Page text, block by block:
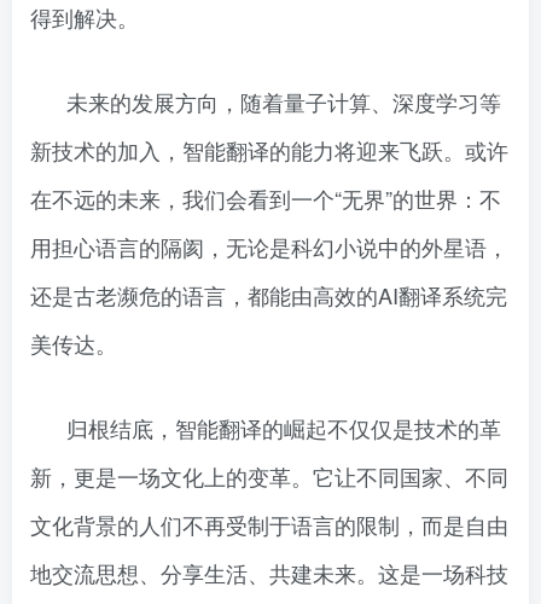
得到解决。
未来的发展方向，随着量子计算、深度学习等
新技术的加入，智能翻译的能力将迎来飞跃。或许
在不远的未来，我们会看到一个“无界”的世界：不
用担心语言的隔阂，无论是科幻小说中的外星语，
还是古老濒危的语言，都能由高效的AI翻译系统完
美传达。
归根结底，智能翻译的崛起不仅仅是技术的革
新，更是一场文化上的变革。它让不同国家、不同
文化背景的人们不再受制于语言的限制，而是自由
地交流思想、分享生活、共建未来。这是一场科技